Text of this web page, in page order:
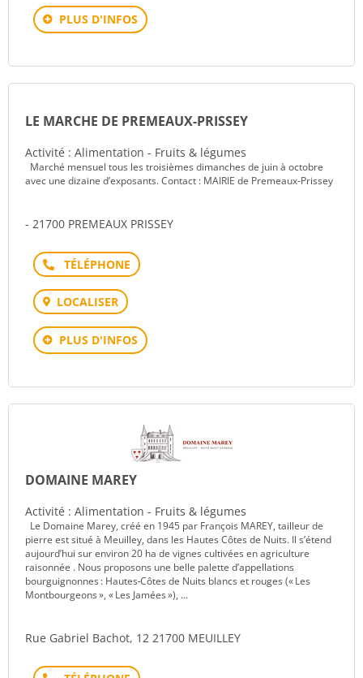
PLUS D'INFOS
LE MARCHE DE PREMEAUX-PRISSEY
Activité : Alimentation - Fruits & légumes
Marché mensuel tous les troisièmes dimanches de juin à octobre
avec une dizaine d’exposants. Contact : MAIRIE de Premeaux-Prissey
- 21700 PREMEAUX PRISSEY
Téléphone
LOCALISER
PLUS D'INFOS
DOMAINE MAREY
Activité : Alimentation - Fruits & légumes
Le Domaine Marey, créé en 1945 par François MAREY, tailleur de
pierre est situé à Meuilley, dans les Hautes Côtes de Nuits. Il s’étend
aujourd’hui sur environ 20 ha de vignes cultivées en agriculture
raisonnée . Nous proposons une belle palette d’appellations
bourguignonnes : Hautes‑Côtes de Nuits blancs et rouges (« Les
Montbourgeons », « Les Jamées »), ...
Rue Gabriel Bachot, 12 21700 MEUILLEY